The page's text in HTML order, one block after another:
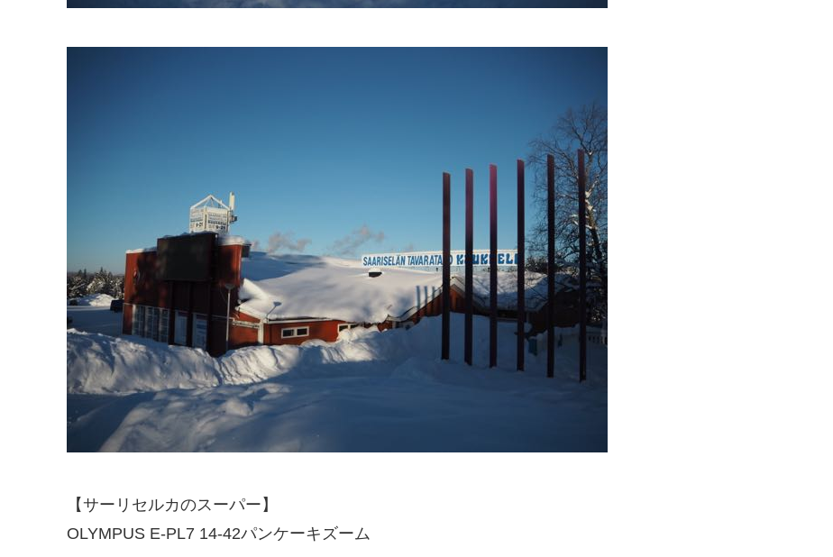
【サーリセルカのスーパー】
OLYMPUS E-PL7 14-42パンケーキズーム